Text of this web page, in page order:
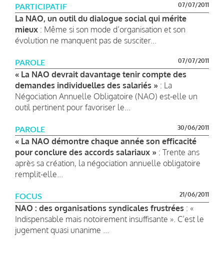
PARTICIPATIF 07/07/2011
La NAO, un outil du dialogue social qui mérite
mieux : Même si son mode d’organisation et son
évolution ne manquent pas de susciter...
PAROLE 07/07/2011
« La NAO devrait davantage tenir compte des
demandes individuelles des salariés » : La
Négociation Annuelle Obligatoire (NAO) est-elle un
outil pertinent pour favoriser le...
PAROLE 30/06/2011
« La NAO démontre chaque année son efficacité
pour conclure des accords salariaux » : Trente ans
après sa création, la négociation annuelle obligatoire
remplit-elle...
FOCUS 21/06/2011
NAO : des organisations syndicales frustrées : «
Indispensable mais notoirement insuffisante ». C’est le
jugement quasi unanime ...